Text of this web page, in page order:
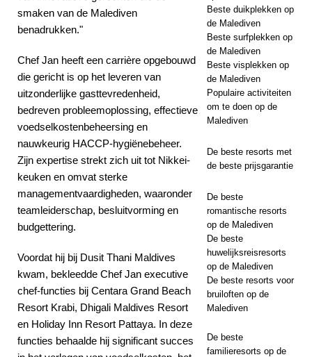
smaken van de Malediven
benadrukken."
Chef Jan heeft een carrière opgebouwd
die gericht is op het leveren van
uitzonderlijke gasttevredenheid,
bedreven probleemoplossing, effectieve
voedselkostenbeheersing en
nauwkeurig HACCP-hygiënebeheer.
Zijn expertise strekt zich uit tot Nikkei-
keuken en omvat sterke
managementvaardigheden, waaronder
teamleiderschap, besluitvorming en
budgettering.
Voordat hij bij Dusit Thani Maldives
kwam, bekleedde Chef Jan executive
chef-functies bij Centara Grand Beach
Resort Krabi, Dhigali Maldives Resort
en Holiday Inn Resort Pattaya. In deze
functies behaalde hij significant succes
Beste duikplekken op
de Malediven
Beste surfplekken op
de Malediven
Beste visplekken op
de Malediven
Populaire activiteiten
om te doen op de
Malediven
De beste resorts met
de beste prijsgarantie
De beste
romantische resorts
op de Malediven
De beste
huwelijksreisresorts
op de Malediven
De beste resorts voor
bruiloften op de
Malediven
De beste
familieresorts op de